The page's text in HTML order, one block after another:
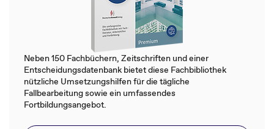
Neben 150 Fachbüchern, Zeitschriften und einer
Entscheidungsdatenbank bietet diese Fachbibliothek
nützliche Umsetzungshilfen für die tägliche
Fallbearbeitung sowie ein umfassendes
Fortbildungsangebot.